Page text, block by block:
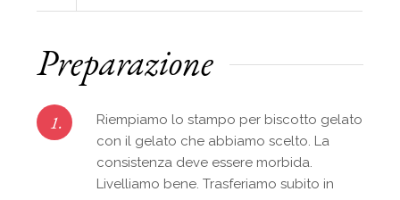
Preparazione
1.
Riempiamo lo stampo per biscotto gelato
con il gelato che abbiamo scelto. La
consistenza deve essere morbida.
Livelliamo bene. Trasferiamo subito in